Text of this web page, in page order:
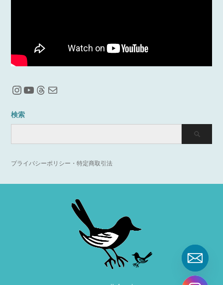
Instagram
YouTube
Threads
メール
検索
プライバシーポリシー・特定商取引法